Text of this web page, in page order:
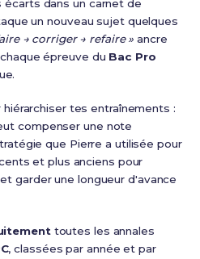
dans un carnet de
un nouveau sujet quelques
→ corriger → refaire » ancre
épreuve du Bac Pro
tes entraînements :
compenser une note
que Pierre a utilisée pour
et plus anciens pour
garder une longueur d'avance
toutes les annales
, classées par année et par